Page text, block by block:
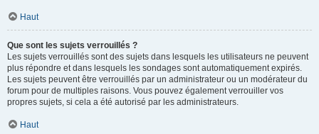
Haut
Que sont les sujets verrouillés ?
Les sujets verrouillés sont des sujets dans lesquels les utilisateurs ne peuvent
plus répondre et dans lesquels les sondages sont automatiquement expirés.
Les sujets peuvent être verrouillés par un administrateur ou un modérateur du
forum pour de multiples raisons. Vous pouvez également verrouiller vos
propres sujets, si cela a été autorisé par les administrateurs.
Haut